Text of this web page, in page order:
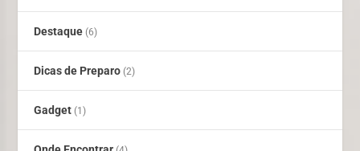
Destaque (6)
Dicas de Preparo (2)
Gadget (1)